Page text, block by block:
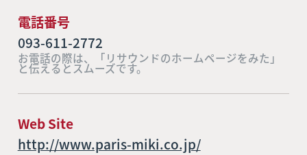
電話番号
093-611-2772
お電話の際は、「リサウンドのホームページをみた」
と伝えるとスムーズです。
Web Site
http://www.paris-miki.co.jp/